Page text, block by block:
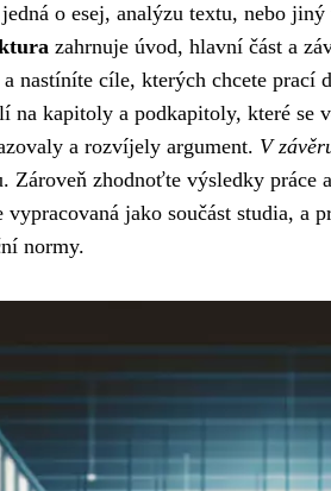
o esej, analýzu textu, nebo
zahrnuje úvod, hlavní část a
nastíníte cíle, kterých chcete prací
na kapitoly a podkapitoly, které se
a rozvíjely argument. V
Zároveň zhodnoťte výsledky práce
vypracovaná jako součást studia, a
normy.